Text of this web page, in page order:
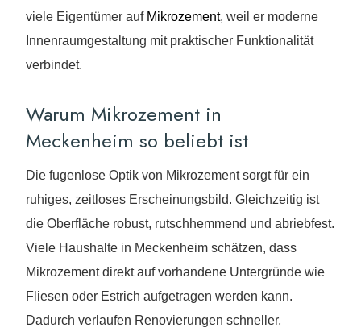
viele Eigentümer auf Mikrozement, weil er moderne
Innenraumgestaltung mit praktischer Funktionalität
verbindet.
Warum Mikrozement in
Meckenheim so beliebt ist
Die fugenlose Optik von Mikrozement sorgt für ein
ruhiges, zeitloses Erscheinungsbild. Gleichzeitig ist
die Oberfläche robust, rutschhemmend und abriebfest.
Viele Haushalte in Meckenheim schätzen, dass
Mikrozement direkt auf vorhandene Untergründe wie
Fliesen oder Estrich aufgetragen werden kann.
Dadurch verlaufen Renovierungen schneller,